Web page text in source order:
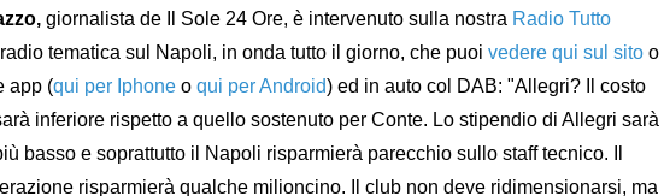
giornalista de Il Sole 24 Ore, è intervenuto sulla nostra Radio Tutto
tematica sul Napoli, in onda tutto il giorno, che puoi vedere qui sul sito o
app (qui per Iphone o qui per Android) ed in auto col DAB: "Allegri? Il costo
inferiore rispetto a quello sostenuto per Conte. Lo stipendio di Allegri sarà
basso e soprattutto il Napoli risparmierà parecchio sullo staff tecnico. Il
risparmierà qualche milioncino. Il club non deve ridimensionarsi, ma